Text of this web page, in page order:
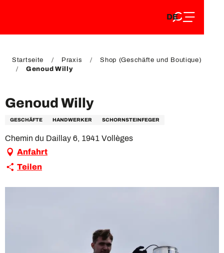
EN
DE
FR
Startseite Praxis
Shop (Geschäfte und Boutique)
Genoud Willy
Genoud Willy
GESCHÄFTE HANDWERKER SCHORNSTEINFEGER
Chemin du Daillay 6, 1941 Vollèges
Anfahrt
Teilen